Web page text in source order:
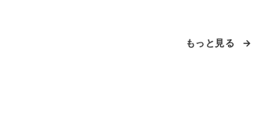
もっと見る